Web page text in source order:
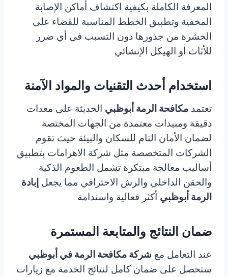
المعرفة الكاملة بكيفية اكتشاف أماكن الإصابة
المخفية وتطبيق الخطط المناسبة للقضاء على
الحشرة من جذورها دون التسبب في أي ضرر
للأثاث أو الهيكل الإنشائي
استخدام أحدث التقنيات والمواد الآمنة
تعتمد مكافحة الرمة أبوظبي الحديثة على معدات
دقيقة ومبيدات معتمدة من الجهات المختصة
لضمان الأمان التام للسكان والبيئة حيث تقوم
الشركات المتخصصة مثل شركة الاهرامات بتطبيق
أساليب معالجة مبتكرة تشمل الطعوم الذكية
والحقن الداخلي والرش الاحترافي مما يجعل إبادة
الرمة أبوظبي أكثر فعالية واستدامة
ضمان النتائج والمتابعة المستمرة
عند التعامل مع شركة مكافحة الرمة في أبوظبي
ستحصل على ضمان كامل لنتائج الخدمة مع زيارات